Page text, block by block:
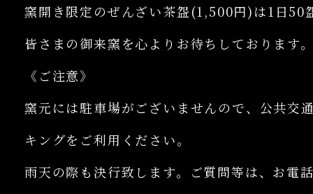
窯開き限定のぜんざい茶盌(1,500円)は1日50
皆さまの御来窯を心よりお待ちしております
《ご注意》
窯元には駐車場がございませんので、公共交
キングをご利用ください。
雨天の際も決行致します。ご質問等は、お電